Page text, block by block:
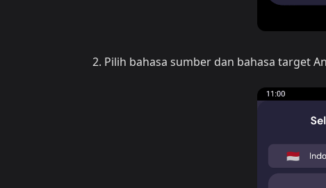
Pilih bahasa sumber dan bahasa target